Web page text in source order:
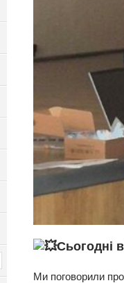
Сьогодні
Ми поговорили про